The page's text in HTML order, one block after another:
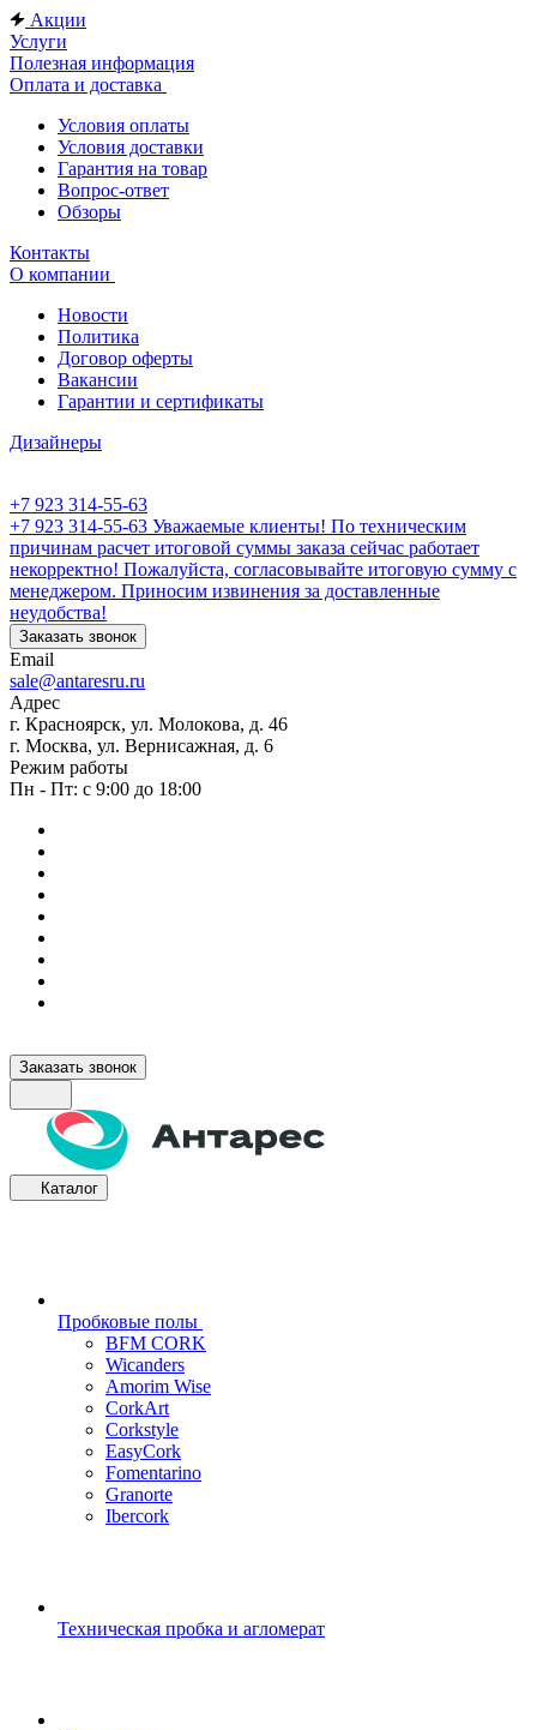
Акции
Услуги
Полезная информация
Оплата и доставка
Условия оплаты
Условия доставки
Гарантия на товар
Вопрос-ответ
Обзоры
Контакты
О компании
Новости
Политика
Договор оферты
Вакансии
Гарантии и сертификаты
Дизайнеры
+7 923 314-55-63
+7 923 314-55-63 Уважаемые клиенты! По техническим
причинам расчет итоговой суммы заказа сейчас работает
некорректно! Пожалуйста, согласовывайте итоговую сумму с
менеджером. Приносим извинения за доставленные
неудобства!
Заказать звонок
Email
sale@antaresru.ru
Адрес
г. Красноярск, ул. Молокова, д. 46
г. Москва, ул. Вернисажная, д. 6
Режим работы
Пн - Пт: с 9:00 до 18:00
Заказать звонок
Каталог
Пробковые полы
BFM CORK
Wicanders
Amorim Wise
CorkArt
Corkstyle
EasyCork
Fomentarino
Granorte
Ibercork
Техническая пробка и агломерат